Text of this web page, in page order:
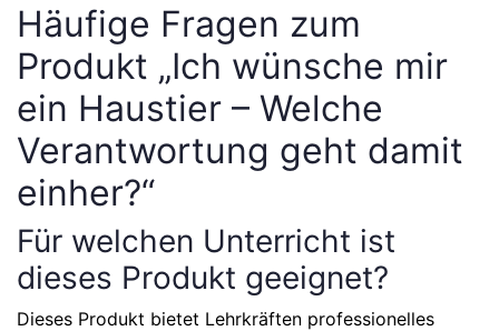
Häufige Fragen zum
Produkt „Ich wünsche mir
ein Haustier – Welche
Verantwortung geht damit
einher?“
Für welchen Unterricht ist
dieses Produkt geeignet?
Dieses Produkt bietet Lehrkräften professionelles